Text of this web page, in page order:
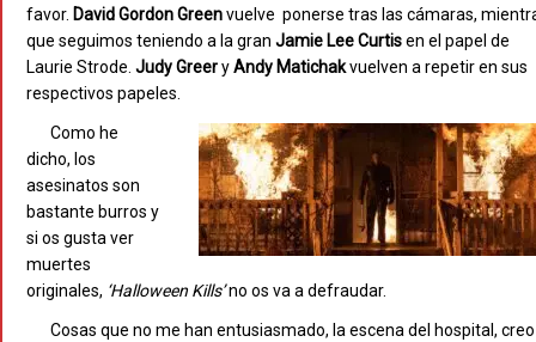
favor. DavidGordonGreenvuelve ponerse tras las cámaras,
que seguimos teniendo a la gran Jamie LeeCurtisen el papel de
Laurie Strode. JudyGreeryAndy Matichakvuelven a repetir en sus
respectivos papeles.
Como he
dicho, los
asesinatos son
bastante burros y
si os gusta ver
muertes
originales, ‘Halloween Kills’no os va a defraudar.
Cosas que no me han entusiasmado, la escena del hospital, creo